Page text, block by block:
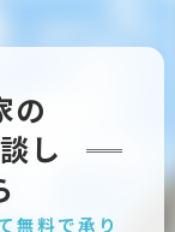
無料で承り
の
し